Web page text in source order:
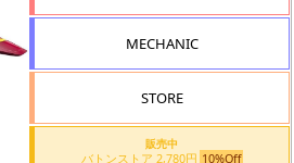
MECHANIC
STORE
販売中
バトンストア 2,780円 10%Off